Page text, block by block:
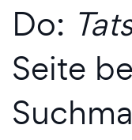
Do:
Seite